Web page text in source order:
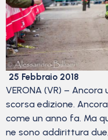
25 Febbraio 2018
VERONA (VR) –
scorsa edizione.
come un anno fa. Ma
ne sono addirittura